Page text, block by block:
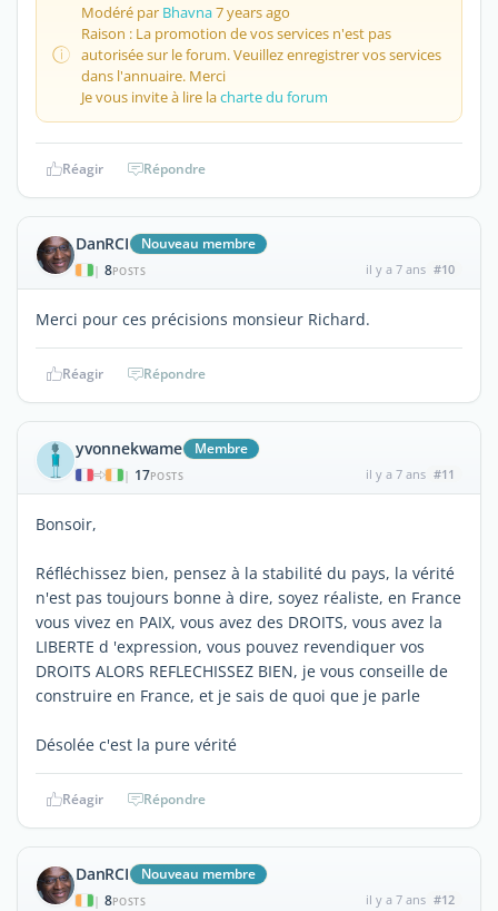
Modéré par Bhavna7 years ago
Raison : La promotion de vos services n'est pas
autorisée sur le forum. Veuillez enregistrer vos services
dans l'annuaire. Merci
Je vous invite à lire lacharte du forum
Réagir Répondre
DanRCI Nouveau membre
| 8POSTS il y a 7 ans #10
Merci pour ces précisions monsieur Richard.
Réagir Répondre
yvonnekwame Membre
| 17POSTS il y a 7 ans #11
Bonsoir,
Réfléchissez bien, pensez à la stabilité du pays, la vérité
n'est pas toujours bonne à dire, soyez réaliste, en France
vous vivez en PAIX, vous avez des DROITS, vous avez la
LIBERTE d 'expression, vous pouvez revendiquer vos
DROITS ALORS REFLECHISSEZ BIEN, je vous conseille de
construire en France, et je sais de quoi que je parle
Désolée c'est la pure vérité
Réagir Répondre
DanRCI Nouveau membre
| 8POSTS il y a 7 ans #12